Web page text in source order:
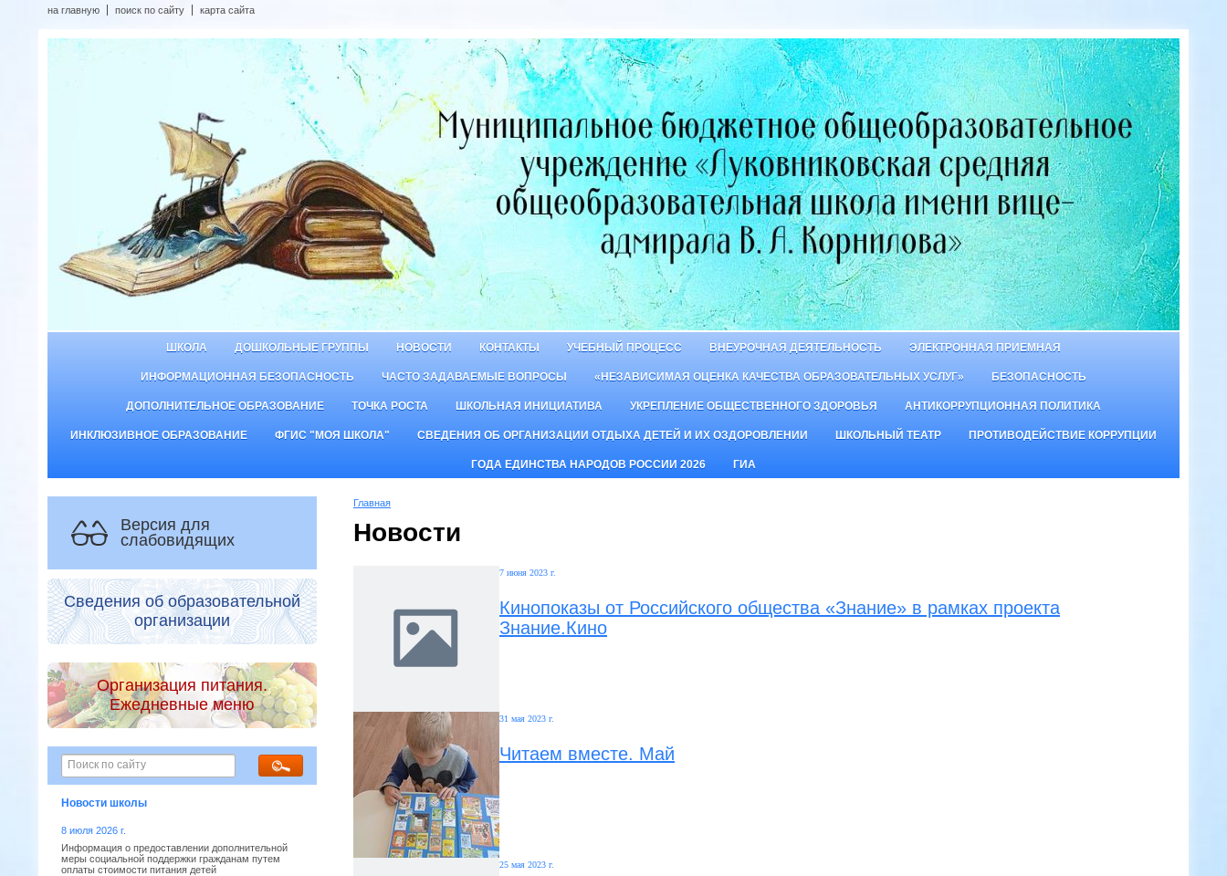
на главную поиск по сайту карта сайта
ШКОЛА ДОШКОЛЬНЫЕ ГРУППЫ НОВОСТИ КОНТАКТЫ УЧЕБНЫЙ ПРОЦЕСС ВНЕУРОЧНАЯ ДЕЯТЕЛЬНОСТЬ ЭЛЕКТРОННАЯ ПРИЕМНАЯ
ИНФОРМАЦИОННАЯ БЕЗОПАСНОСТЬ ЧАСТО ЗАДАВАЕМЫЕ ВОПРОСЫ «НЕЗАВИСИМАЯ ОЦЕНКА КАЧЕСТВА ОБРАЗОВАТЕЛЬНЫХ УСЛУГ» БЕЗОПАСНОСТЬ
ДОПОЛНИТЕЛЬНОЕ ОБРАЗОВАНИЕ ТОЧКА РОСТА ШКОЛЬНАЯ ИНИЦИАТИВА УКРЕПЛЕНИЕ ОБЩЕСТВЕННОГО ЗДОРОВЬЯ АНТИКОРРУПЦИОННАЯ ПОЛИТИКА
ИНКЛЮЗИВНОЕ ОБРАЗОВАНИЕ ФГИС "МОЯ ШКОЛА" СВЕДЕНИЯ ОБ ОРГАНИЗАЦИИ ОТДЫХА ДЕТЕЙ И ИХ ОЗДОРОВЛЕНИИ ШКОЛЬНЫЙ ТЕАТР ПРОТИВОДЕЙСТВИЕ КОРРУПЦИИ
ГОДА ЕДИНСТВА НАРОДОВ РОССИИ 2026 ГИА
Версия для
слабовидящих
Сведения об образовательной
организации
Организация питания.
Ежедневные меню
Новости школы
8 июля 2026 г.
Информация о предоставлении дополнительной
меры социальной поддержки гражданам путем
оплаты стоимости питания детей
Главная
Новости
7 июня 2023 г.
Кинопоказы от Российского общества «Знание» в рамках проекта
Знание.Кино
31 мая 2023 г.
Читаем вместе. Май
25 мая 2023 г.